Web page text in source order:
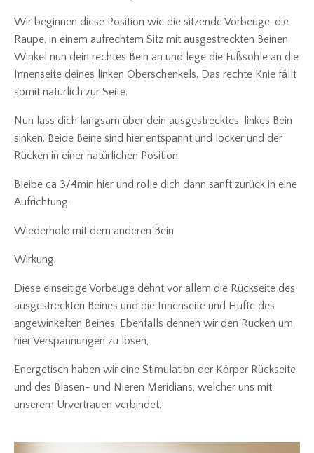
Wir beginnen diese Position wie die sitzende Vorbeuge, die
Raupe, in einem aufrechtem Sitz mit ausgestreckten Beinen.
Winkel nun dein rechtes Bein an und lege die Fußsohle an die
Innenseite deines linken Oberschenkels. Das rechte Knie fällt
somit natürlich zur Seite.
Nun lass dich langsam über dein ausgestrecktes, linkes Bein
sinken. Beide Beine sind hier entspannt und locker und der
Rücken in einer natürlichen Position.
Bleibe ca 3/4min hier und rolle dich dann sanft zurück in eine
Aufrichtung.
Wiederhole mit dem anderen Bein
Wirkung:
Diese einseitige Vorbeuge dehnt vor allem die Rückseite des
ausgestreckten Beines und die Innenseite und Hüfte des
angewinkelten Beines. Ebenfalls dehnen wir den Rücken um
hier Verspannungen zu lösen,
Energetisch haben wir eine Stimulation der Körper Rückseite
und des Blasen- und Nieren Meridians, welcher uns mit
unserem Urvertrauen verbindet.